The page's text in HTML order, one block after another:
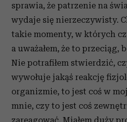
sprawia, że patrzenie na
wydaje się nierzeczywisty.
takie momenty, w których
a uważałem, że to przeciąg,
Nie potrafiłem stwierdzić,
wywołuje jakąś reakcję
organizmie, to jest coś w
mnie, czy to jest coś
zareagować. Miałem duży